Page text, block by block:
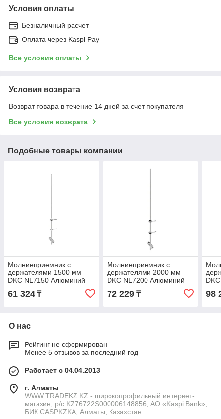
Условия оплаты
Безналичный расчет
Оплата через Kaspi Pay
Все условия оплаты
Условия возврата
Возврат товара в течение 14 дней за счет покупателя
Все условия возврата
Подобные товары компании
Молниеприемник с
держателями 1500 мм
DKC NL7150 Алюминий
61 324 ₸
Молниеприемник с
держателями 2000 мм
DKC NL7200 Алюминий
72 229₸ 98
О нас
Рейтинг не сформирован
Менее 5 отзывов за последний год
Работает с 04.04.2013
г. Алматы
WWW.TRADEKZ.KZ - широкопрофильный интернет-
магазин, р/с KZ76722S000006148856, АО «Kaspi Bank»,
БИК CASPKZKA, Алматы, Казахстан